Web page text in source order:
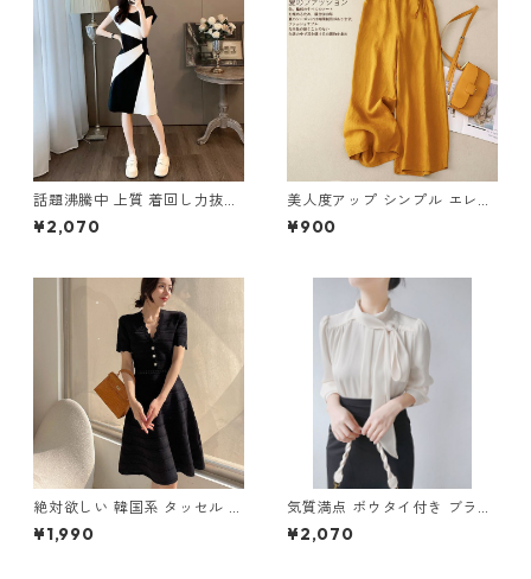
話題沸騰中 上質 着回し力抜群
エレガント 切り替え ワンピー
ス m-273
¥2,070
美人度アップ シンプル エレガ
ント パンツ m-588
¥900
絶対欲しい 韓国系 タッセル A
ライン ニットワンピース m-2
63
¥1,990
気質満点 ボウタイ付き ブラウ
ス m-282
¥2,070